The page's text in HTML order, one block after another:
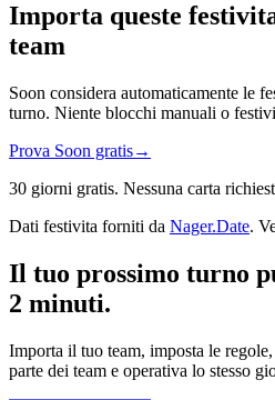
Importa queste
team
Soon considera automaticamente le
turno. Niente blocchi manuali o
Prova Soon gratis→
30 giorni gratis. Nessuna carta
Dati festivita forniti da Nager.Date.
Il tuo prossimo turno
2 minuti.
Importa il tuo team, imposta le
parte dei team e operativa lo stesso